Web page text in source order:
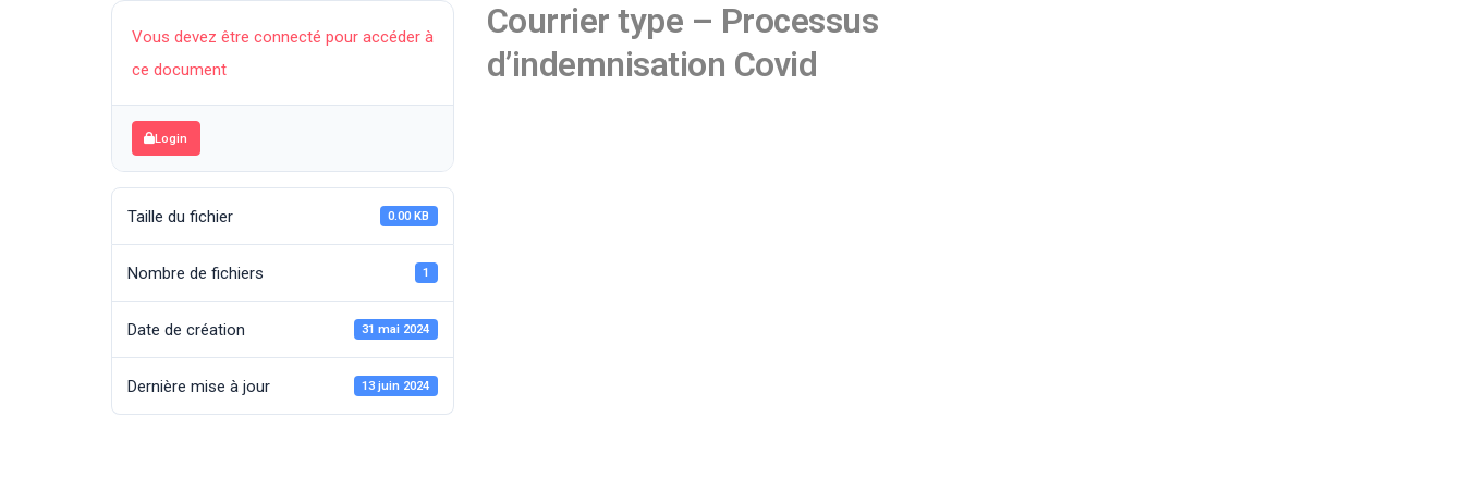
Vous devez être connecté pour accéder à
ce document
Login
Taille du fichier 0.00 KB
Nombre de fichiers 1
Date de création 31 mai 2024
Dernière mise à jour 13 juin 2024
Courrier type – Processus
d’indemnisation Covid